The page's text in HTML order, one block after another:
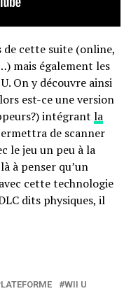
de cette suite (online,
mais également les
On y découvre ainsi
est-ce une version
intégrant la
de scanner
le jeu un peu à la
à penser qu’un
cette technologie
dits physiques, il
WII U